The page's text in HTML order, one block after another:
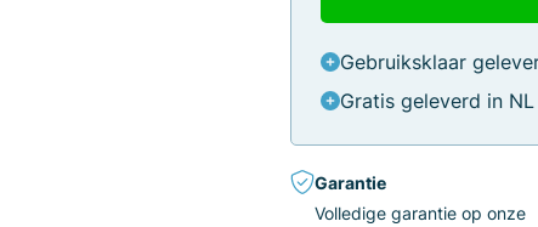
Gebruiksklaar
Gratis geleverd in NL
Garantie
Volledige garantie op onze